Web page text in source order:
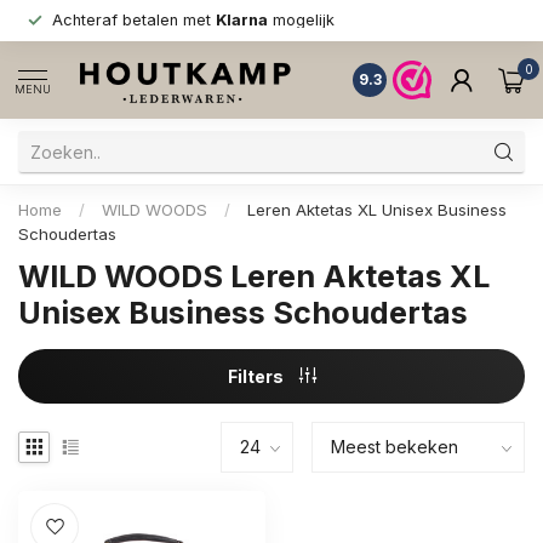
Achteraf betalen met Klarna mogelijk
MENU
9.3
0
Home / WILD WOODS /
Leren Aktetas XL Unisex Business
Schoudertas
WILD WOODS Leren Aktetas XL
Unisex Business Schoudertas
Filters